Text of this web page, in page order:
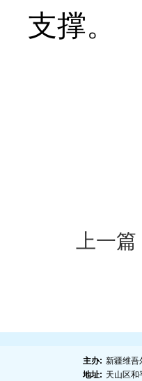
支撑。
上一篇
下
主办: 新疆维吾
地址: 天山区和